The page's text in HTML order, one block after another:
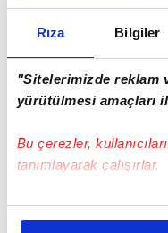
Rıza Bilgiler
"Sitelerimizde reklam
yürütülmesi amaçları
Bu çerezler,
tanımlayarak çalışırlar.
Bu çerezlere izin
Yunanistan
şampiyon olmak